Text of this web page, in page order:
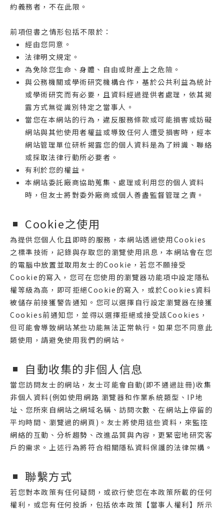
約義務者，不在此限。
前項但書之情形包括不限於：
經由您同意。
法律明文規定。
為免除您生命、身體、自由或財產上之危險。
與公務機關或學術研究機構合作，基於公共利益為統計
或學術研究而有必要，且資料經過提供者處理，依其揭
露方式無從識別特定之當事人。
當您在本網站的行為，違反服務條款或可能損害或妨礙
網站與其他使用者權益或導致任何人遭受損害時，經本
網站管理單位研析揭露您的個人資料是為了辨識、聯絡
或採取法律行動所必要者。
有利於您的權益。
本網站委託廠商協助蒐集、處理或利用您的個人資料
時，但友士將對委外廠商或個人善盡監督管理之責。
Cookie之使用
為提供您個人化且即時的服務，本網站透過使用Cookies
之標準技術，記錄與存取您的瀏覽使用訊息，本網站會在您
的電腦中放置並取用友士的Cookie，若您不願接受
Cookie的寫入，您可在您使用的瀏覽器功能項中設定隱私
權等級為高，即可拒絕Cookie的寫入，或於Cookies資料
被儲存前接獲警告通知。您可以選擇自行設定瀏覽器在接獲
Cookies前通知您，並得以選擇拒絕或接受該Cookies，
但可能會導致網站某些功能無法正常執行。如果您不同意此
類使用，請避免使用我們的網站。
自動收集的非個人信息
當您訪問友士的網站，友士可能會自動(即不通過註冊)收集
非個人資料(例如使用網路 瀏覽器和作業系統類型、IP地
址、您所來自網站之網域名稱、訪問次數、在網站上停留的
平均時間、瀏覽過的網頁)。友士將使用這些資料，來監控
網絡的互動、分析趨勢、改進品質與內容，更緊密地研究客
戶的需求。上述行為將符合相關隱私資料保護的法律架構。
聯繫方式
若您對本政策有任何疑問，或欲行使您在本政策所載的任何
權利，或您有任何投訴，包括依本政策【當事人權利】所示